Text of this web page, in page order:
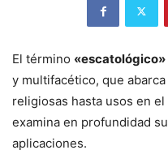
El término «escatológico»
y multifacético, que
religiosas hasta usos en
examina en profundidad
aplicaciones.